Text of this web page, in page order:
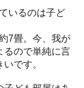
いるのは子ど
7畳。今、我が
るので単純に言
です。